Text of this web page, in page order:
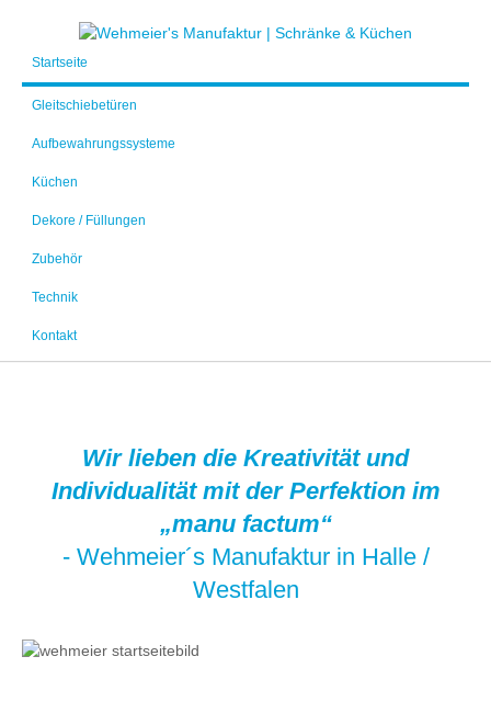
Startseite
Gleitschiebetüren
Aufbewahrungssysteme
Küchen
Dekore / Füllungen
Zubehör
Technik
Kontakt
Wir lieben die Kreativität und
Individualität mit der Perfektion im
„manu factum“
- Wehmeier´s Manufaktur in Halle /
Westfalen